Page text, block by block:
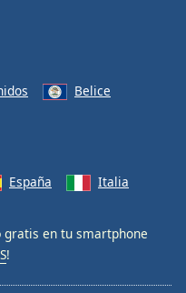
Belice
España Italia
gratis en tu smartphone
!